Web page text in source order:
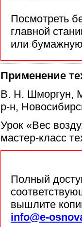
Посмотреть
главной
или
Применение
В. Н. Шморгун,
р-н,
Урок «Вес
мастер-класс
Полный
вышлите
info@e-